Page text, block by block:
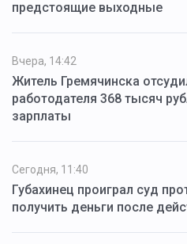
предстоящие выходные
Вчера, 14:42
Житель Гремячинска
работодателя 368 тысяч
зарплаты
Сегодня, 11:40
Губахинец проиграл суд
получить деньги после